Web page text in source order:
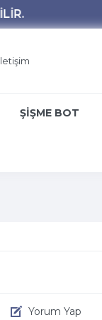
ŞİŞME BOT
Yorum Yap